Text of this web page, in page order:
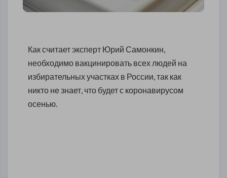
Как считает эксперт Юрий Самонкин,
необходимо вакцинировать всех людей на
избирательных участках в России, так как
никто не знает, что будет с коронавирусом
осенью.